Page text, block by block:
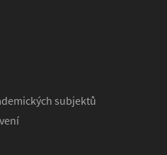
subjektů